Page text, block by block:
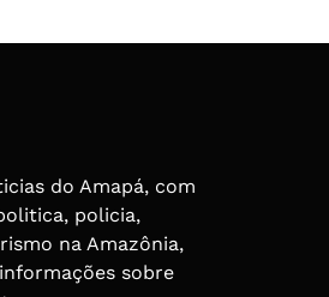
do Amapá, com
policia,
na Amazônia,
sobre